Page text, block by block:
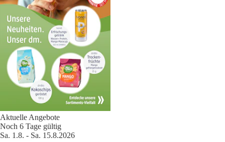
Aktuelle Angebote
Noch 6 Tage gültig
Sa. 1.8. - Sa. 15.8.2026